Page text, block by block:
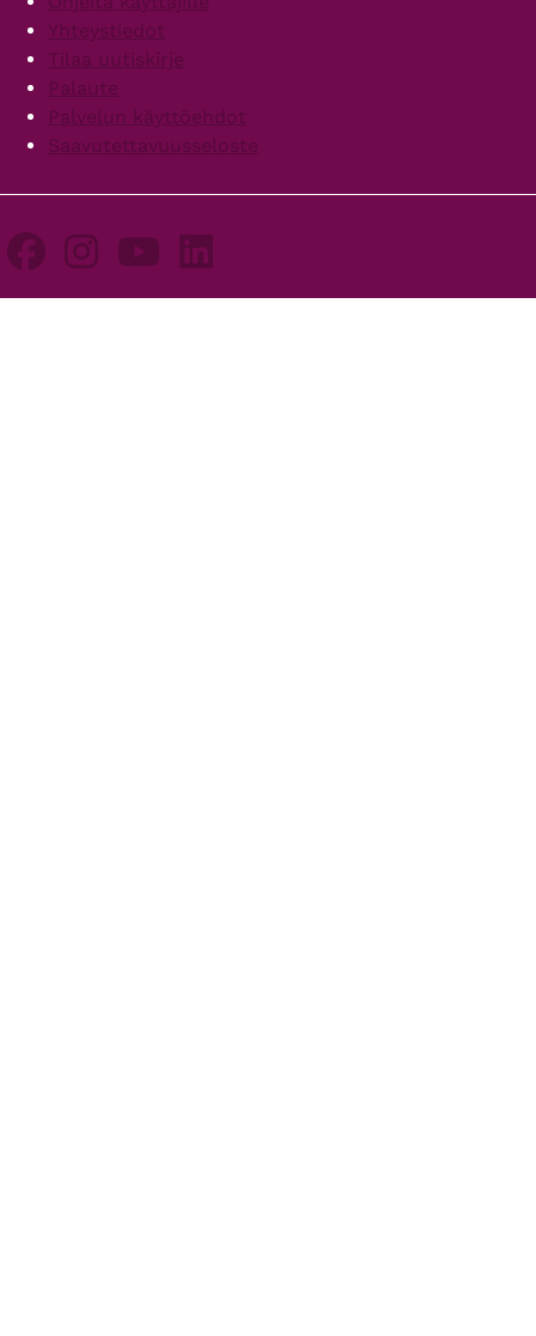
Yhteystiedot
Tilaa uutiskirje
Palaute
Palvelun käyttöehdot
Saavutettavuusseloste